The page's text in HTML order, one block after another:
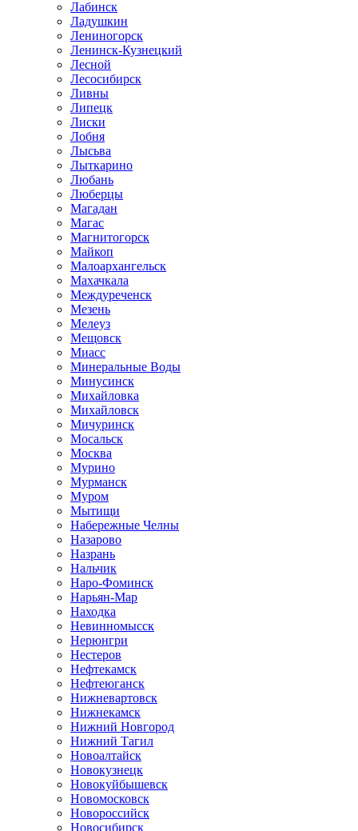
Лабинск
Ладушкин
Лениногорск
Ленинск-Кузнецкий
Лесной
Лесосибирск
Ливны
Липецк
Лиски
Лобня
Лысьва
Лыткарино
Любань
Люберцы
Магадан
Магас
Магнитогорск
Майкоп
Малоархангельск
Махачкала
Междуреченск
Мезень
Мелеуз
Мещовск
Миасс
Минеральные Воды
Минусинск
Михайловка
Михайловск
Мичуринск
Мосальск
Москва
Мурино
Мурманск
Муром
Мытищи
Набережные Челны
Назарово
Назрань
Нальчик
Наро-Фоминск
Нарьян-Мар
Находка
Невинномысск
Нерюнгри
Нестеров
Нефтекамск
Нефтеюганск
Нижневартовск
Нижнекамск
Нижний Новгород
Нижний Тагил
Новоалтайск
Новокузнецк
Новокуйбышевск
Новомосковск
Новороссийск
Новосибирск